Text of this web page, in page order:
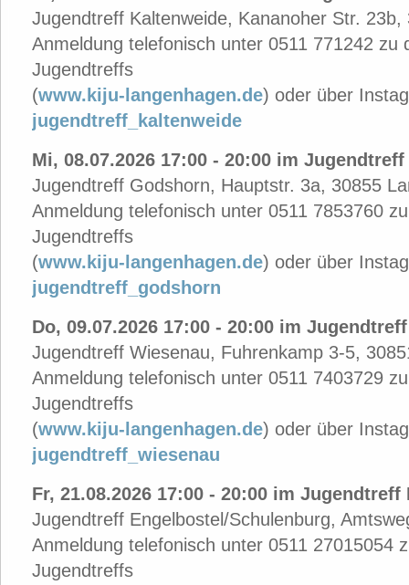
Jugendtreff Kaltenweide, Kananoher Str. 23b,
Anmeldung telefonisch unter 0511 771242 zu
Jugendtreffs
(www.kiju-langenhagen.de) oder über
jugendtreff_kaltenweide
Mi, 08.07.2026 17:00 - 20:00 im
Jugendtreff Godshorn, Hauptstr. 3a, 30855
Anmeldung telefonisch unter 0511 7853760
Jugendtreffs
(www.kiju-langenhagen.de) oder über
jugendtreff_godshorn
Do, 09.07.2026 17:00 - 20:00 im
Jugendtreff Wiesenau, Fuhrenkamp 3-5,
Anmeldung telefonisch unter 0511 7403729
Jugendtreffs
(www.kiju-langenhagen.de) oder über
jugendtreff_wiesenau
Fr, 21.08.2026 17:00 - 20:00 im
Jugendtreff Engelbostel/Schulenburg,
Anmeldung telefonisch unter 0511 27015054
Jugendtreffs